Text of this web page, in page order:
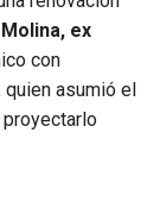
ex
con
asumió el